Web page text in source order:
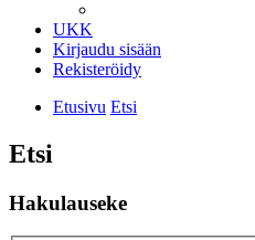
UKK
Kirjaudu sisään
Rekisteröidy
Etusivu Etsi
Etsi
Hakulauseke